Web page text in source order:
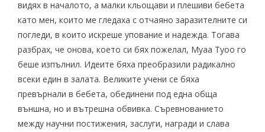
видях в началото, а малки кльощави и плешиви бебета
като мен, които ме гледаха с отчаяно заразителните си
погледи, в които искреше упование и надежда. Тогава
разбрах, че онова, което си бях пожелал, Муаа Туоо го
беше изпълнил. Идеите бяха преобразили радикално
всеки един в залата. Великите учени се бяха
превърнали в бебета, обединени под една обща
външна, но и вътрешна обвивка. Съревнованието
между научни постижения, заслуги, награди и слава